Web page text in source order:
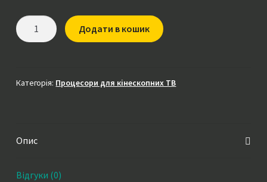
Процесор
SZM-
кількість
Додати в кошик
Категорія: Процесори для кінескопних ТВ
Опис
Відгуки (0)